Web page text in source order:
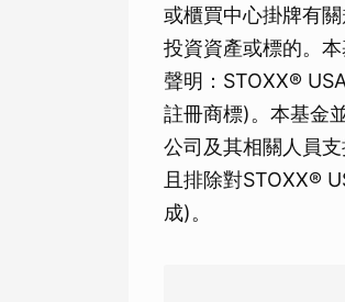
或櫃買中心掛牌有
投資資產或標的。
聲明：STOXX®
註冊商標)。本基金
公司及其相關人員
且排除對STOXX®
成)。